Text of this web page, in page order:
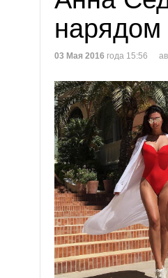
нарядом
03 Мая 2016 года 15:56